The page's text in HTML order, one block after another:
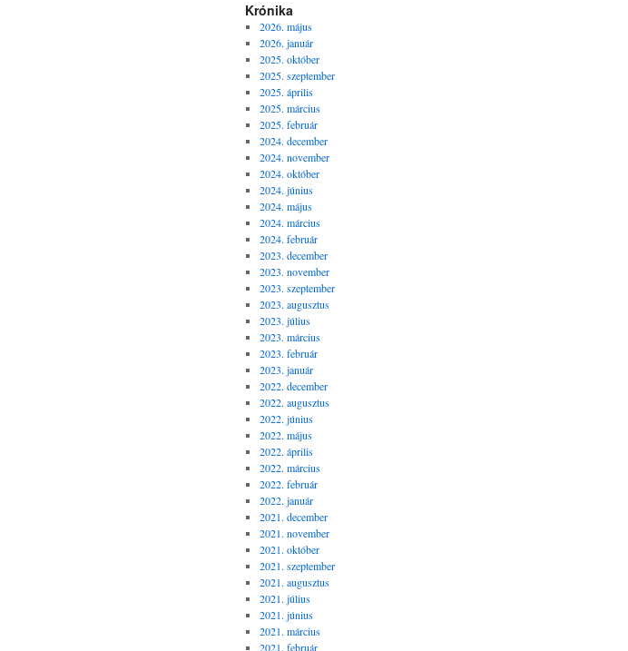
Krónika
2026. május
2026. január
2025. október
2025. szeptember
2025. április
2025. március
2025. február
2024. december
2024. november
2024. október
2024. június
2024. május
2024. március
2024. február
2023. december
2023. november
2023. szeptember
2023. augusztus
2023. július
2023. március
2023. február
2023. január
2022. december
2022. augusztus
2022. június
2022. május
2022. április
2022. március
2022. február
2022. január
2021. december
2021. november
2021. október
2021. szeptember
2021. augusztus
2021. július
2021. június
2021. március
2021. február